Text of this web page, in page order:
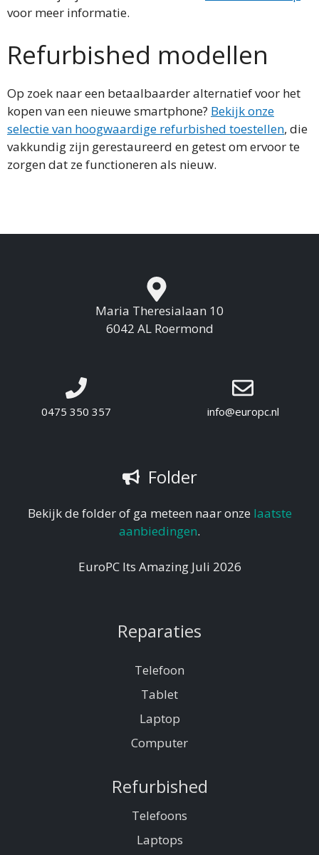
voor meer informatie.
Refurbished modellen
Op zoek naar een betaalbaarder alternatief voor het
kopen van een nieuwe smartphone? Bekijk onze
selectie van hoogwaardige refurbished toestellen, die
vakkundig zijn gerestaureerd en getest om ervoor te
zorgen dat ze functioneren als nieuw.
Maria Theresialaan 10
6042 AL Roermond
0475 350 357 info@europc.nl
Folder
Bekijk de folder of ga meteen naar onze laatste
aanbiedingen.
EuroPC Its Amazing Juli 2026
Reparaties
Telefoon
Tablet
Laptop
Computer
Refurbished
Telefoons
Laptops